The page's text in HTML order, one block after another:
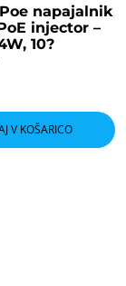
napajalnik
injector –
10?
V KOŠARICO